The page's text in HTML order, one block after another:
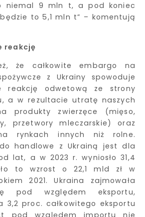
niemal 9 mln t, a pod koniec
to 5,1 mln t” – komentują
reakcję
że całkowite embargo na
z Ukrainy spowoduje
reakcję odwetową ze strony
a w rezultacie utratę naszych
produkty zwierzęce (mięso,
przetwory mleczarskie) oraz
rynkach innych niż rolne.
handlowe z Ukrainą jest dla
lat, a w 2023 r. wyniosło 31,4
to wzrost o 22,1 mld zł w
2021. Ukraina zajmowała
pod względem eksportu,
3,2 proc. całkowitego eksportu